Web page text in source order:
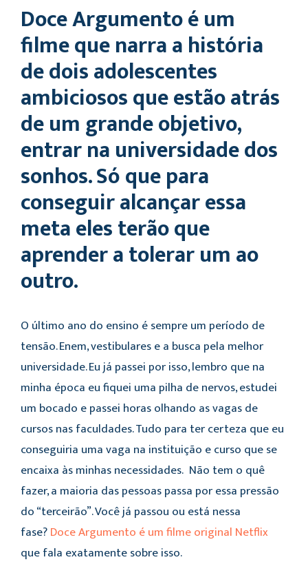
Doce Argumento é um
filme que narra a história
de dois adolescentes
ambiciosos que estão atrás
de um grande objetivo,
entrar na universidade dos
sonhos. Só que para
conseguir alcançar essa
meta eles terão que
aprender a tolerar um ao
outro.
O último ano do ensino é sempre um período de
tensão. Enem, vestibulares e a busca pela melhor
universidade. Eu já passei por isso, lembro que na
minha época eu fiquei uma pilha de nervos, estudei
um bocado e passei horas olhando as vagas de
cursos nas faculdades. Tudo para ter certeza que eu
conseguiria uma vaga na instituição e curso que se
encaixa às minhas necessidades. Não tem o quê
fazer, a maioria das pessoas passa por essa pressão
do “terceirão”. Você já passou ou está nessa
fase?Doce Argumento é um filme original Netflix
que fala exatamente sobre isso.